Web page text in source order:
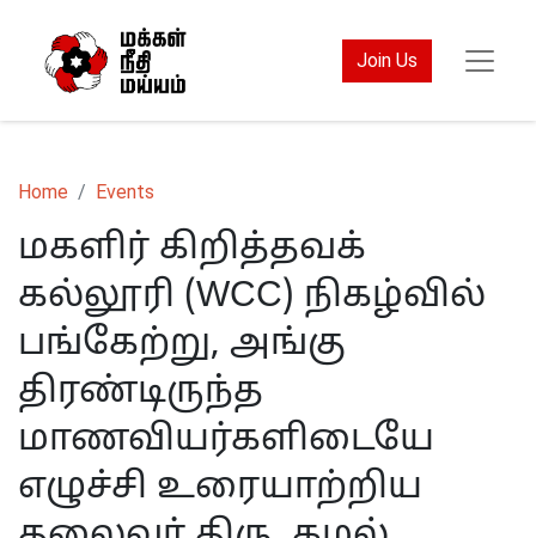
Join Us
Home Events
மகளிர் கிறித்தவக்
கல்லூரி (WCC) நிகழ்வில்
பங்கேற்று, அங்கு
திரண்டிருந்த
மாணவியர்களிடையே
எழுச்சி உரையாற்றிய